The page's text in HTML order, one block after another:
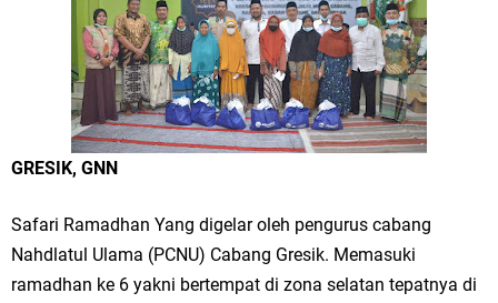
Tumpeng Nasi Krawu Pecahkan Rekor MURI, KWGe Angkat Kuliner
Gresik ke Panggung Dunia
FOZ Jatim, BAZNAS, dan Kemenag Salurkan 22.456 Bingkisan Lebaran
Bupati Gresik Gus Yani Resmikan Kantor Desa Sidoraharjo: Simbol
Komitmen Pelayanan Publik dan Kepedulian Sosial
GRESIK, GNN
Safari Ramadhan Yang digelar oleh pengurus cabang
Nahdlatul Ulama (PCNU) Cabang Gresik. Memasuki
ramadhan ke 6 yakni bertempat di zona selatan tepatnya di